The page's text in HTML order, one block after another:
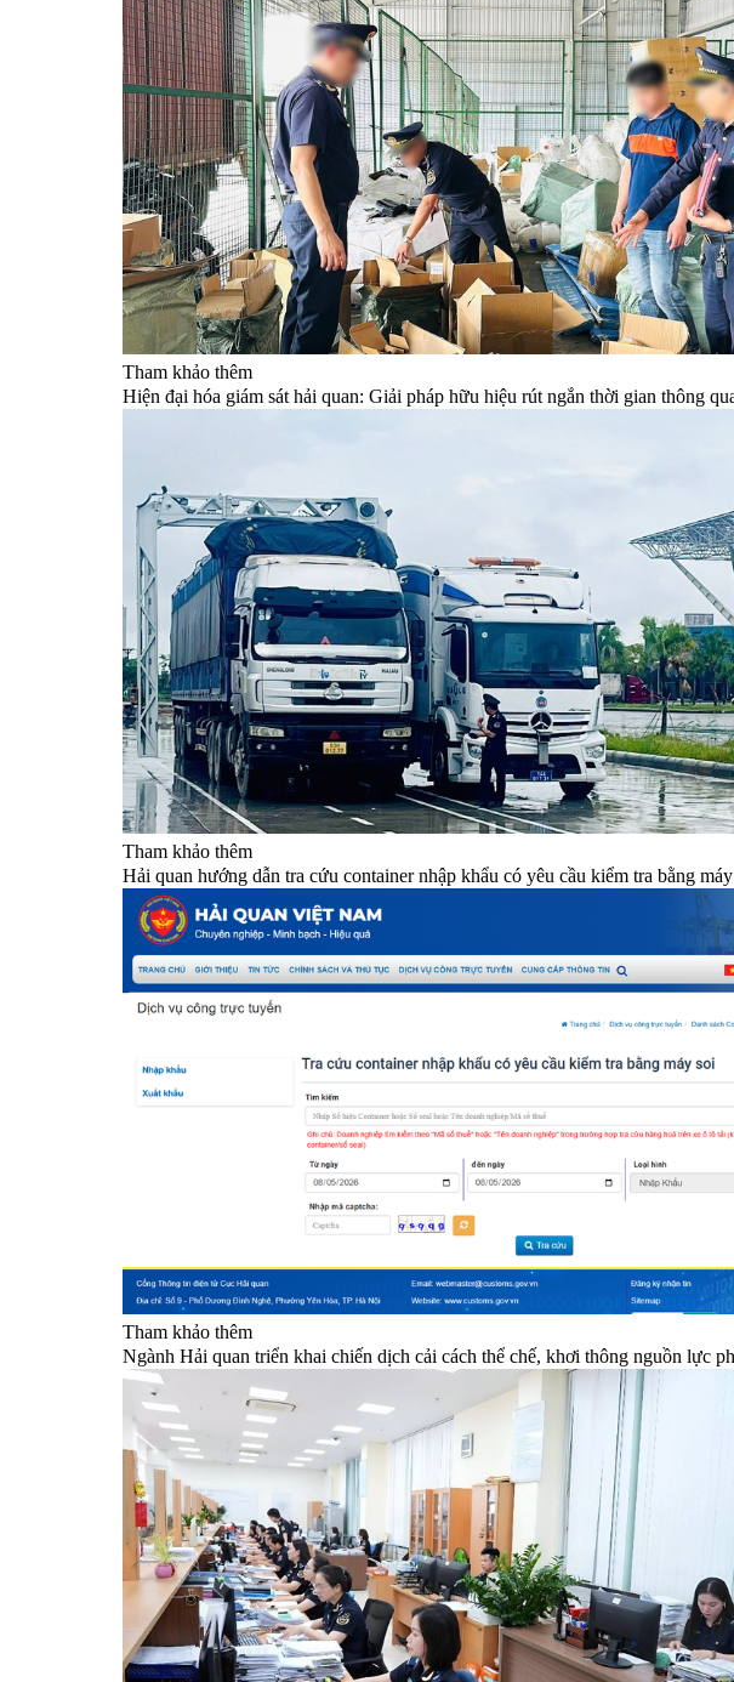
Tham khảo thêm
Hiện đại hóa giám sát hải quan: Giải pháp hữu hiệu rút ngắn thời gian thông
Tham khảo thêm
Hải quan hướng dẫn tra cứu container nhập khẩu có yêu cầu kiểm tra bằng
Tham khảo thêm
Ngành Hải quan triển khai chiến dịch cải cách thể chế, khơi thông nguồn lực